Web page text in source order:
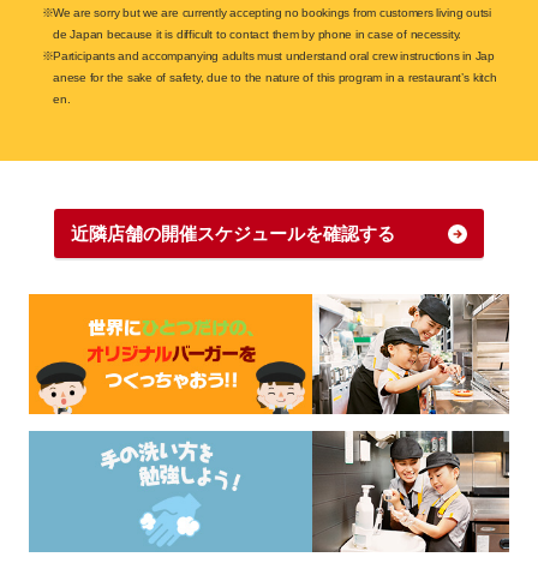
※We are sorry but we are currently accepting no bookings from customers living outsi
de Japan because it is difficult to contact them by phone in case of necessity.
※Participants and accompanying adults must understand oral crew instructions in Jap
anese for the sake of safety, due to the nature of this program in a restaurant’s kitch
en.
近隣店舗の開催スケジュールを確認する